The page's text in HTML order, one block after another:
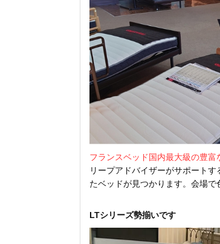
フランスベッド国内最大級の豊富
リープアドバイザーがサポート
たベッドが見つかります。会場で
LTシリーズ勢揃いです